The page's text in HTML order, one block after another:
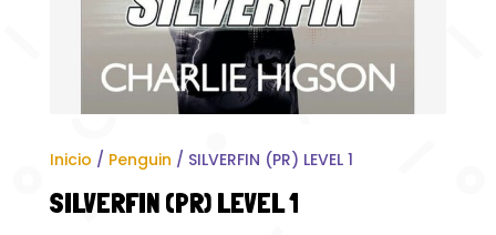
Inicio / Penguin / SILVERFIN (PR) LEVEL 1
SILVERFIN (PR) LEVEL 1